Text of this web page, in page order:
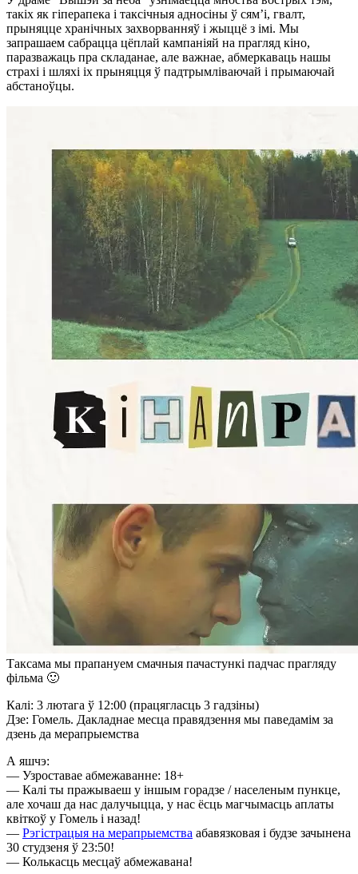
такіх як гіперапека і таксічныя адносіны ў сям’і, гвалт,
прыняцце хранічных захворванняў і жыццё з імі. Мы
запрашаем сабрацца цёплай кампаніяй на прагляд кіно,
паразважаць пра складанае, але важнае, абмеркаваць нашы
страхі і шляхі іх прыняцця ў падтрымліваючай і прымаючай
абстаноўцы.
Таксама мы прапануем смачныя пачастункі падчас прагляду
фільма 🙂
Калі: 3 лютага ў 12:00 (працягласць 3 гадзіны)
Дзе: Гомель. Дакладнае месца правядзення мы паведамім за
дзень да мерапрыемства
А яшчэ:
— Узроставае абмежаванне: 18+
— Калі ты пражываеш у іншым горадзе / населеным пункце,
але хочаш да нас далучыцца, у нас ёсць магчымасць аплаты
квіткоў у Гомель і назад!
— Рэгістрацыя на мерапрыемства абавязковая і будзе зачынена
30 студзеня ў 23:50!
— Колькасць месцаў абмежавана!